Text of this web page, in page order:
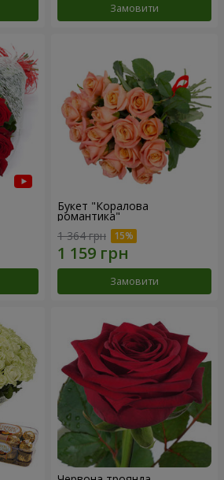
Замовити
Букет "Коралова
романтика"
1 364 грн
Замовити